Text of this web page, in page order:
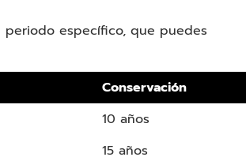
específico, que puedes
Conservación
10 años
15 años